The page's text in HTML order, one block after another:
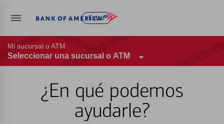
Entrar
Mi sucursal o ATM
Seleccionar una sucursal o ATM
¿En qué podemos
ayudarle?